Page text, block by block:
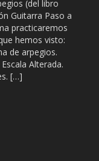
(del libro
Guitarra Paso a
practicaremos
hemos visto:
de arpegios.
Alterada.
[…]